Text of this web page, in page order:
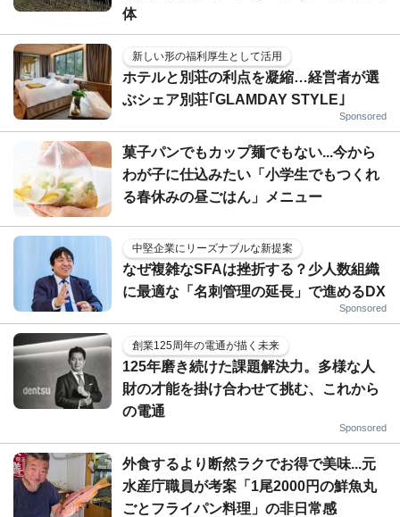
体
新しい形の福利厚生として活用
ホテルと別荘の利点を凝縮…経営者が選
ぶシェア別荘｢GLAMDAY STYLE｣
Sponsored
菓子パンでもカップ麺でもない...今から
わが子に仕込みたい「小学生でもつくれ
る春休みの昼ごはん」メニュー
中堅企業にリーズナブルな新提案
なぜ複雑なSFAは挫折する？少人数組織
に最適な「名刺管理の延長」で進めるDX
Sponsored
創業125周年の電通が描く未来
125年磨き続けた課題解決力。多様な人
財の才能を掛け合わせて挑む、これから
の電通
Sponsored
外食するより断然ラクでお得で美味...元
水産庁職員が考案「1尾2000円の鮮魚丸
ごとフライパン料理」の非日常感